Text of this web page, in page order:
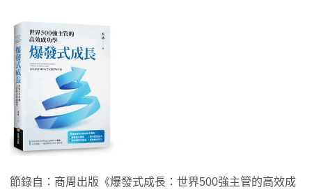
節錄自：商周出版《爆發式成長：世界500強主管的高效成